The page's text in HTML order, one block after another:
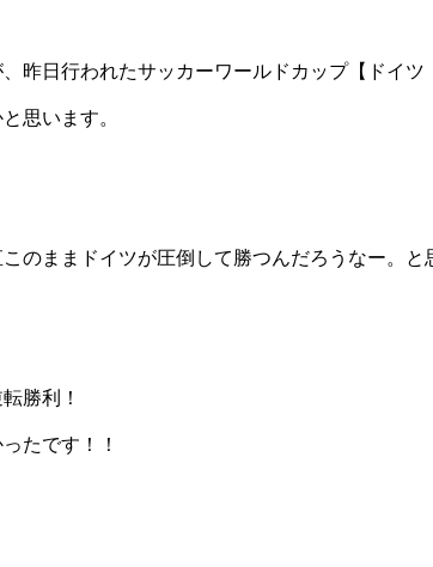
、昨日行われたサッカーワールドカップ【ド
思います。
のままドイツが圧倒して勝つんだろうなー。と
勝利！
たです！！